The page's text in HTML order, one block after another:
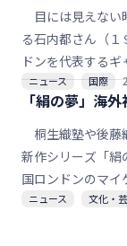
ったドキュメン
都、織るように
ー・イメージフォ
後３時からの上映
つ。以後、全国
目には見えない
る石内都さん（
ドンを代表する
で、日本の近代化
させながら撮影
てデビューした
連作「ひろしま」
会やサイン会にも
ニュース 国際
「絹の夢」海
桐生織塾や後藤
新作シリーズ「絹
国ロンドンのマ
れている石内都
ニュース 文化・